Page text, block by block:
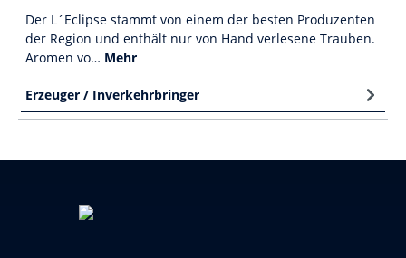
Der L´Eclipse stammt von einem der besten Produzenten
der Region und enthält nur von Hand verlesene Trauben.
Aromen vo… Mehr
Erzeuger / Inverkehrbringer